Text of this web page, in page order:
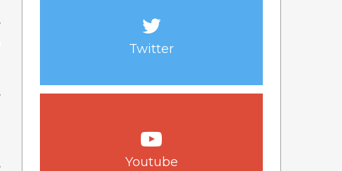
Twitter
Youtube